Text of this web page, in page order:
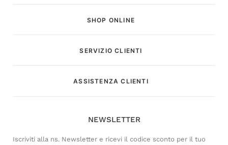
SHOP ONLINE
SERVIZIO CLIENTI
ASSISTENZA CLIENTI
NEWSLETTER
Iscriviti alla ns. Newsletter e ricevi il codice sconto per il tuo
Customer Service